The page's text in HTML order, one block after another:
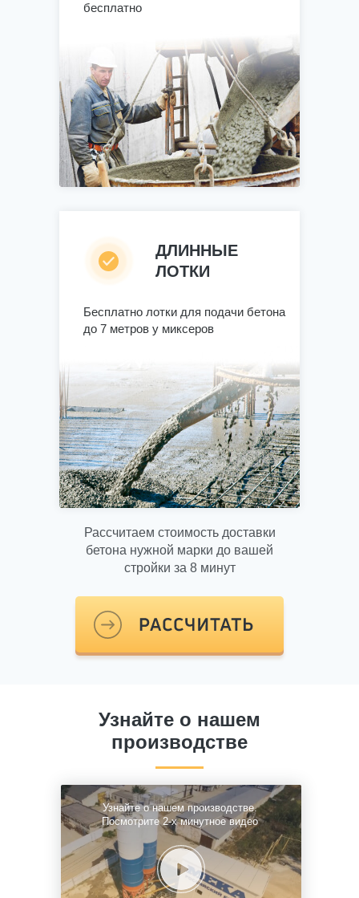
бесплатно
ДЛИННЫЕ
ЛОТКИ
Бесплатно лотки для подачи бетона
до 7 метров у миксеров
Рассчитаем стоимость доставки
бетона нужной марки до вашей
стройки за 8 минут
Узнайте о нашем
производстве
Узнайте о нашем производстве.
Посмотрите 2-х минутное видео